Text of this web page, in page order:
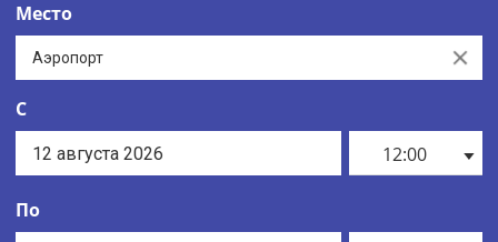
Место
Clear
С
12:00
По